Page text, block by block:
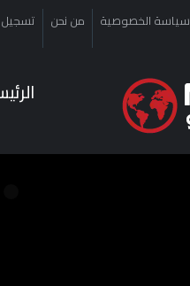
سياسة الخصوصية من نحن تسجيل